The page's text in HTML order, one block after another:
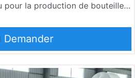
pour la production de bouteilles
dans la fabrication d’eau
de bouteilles d’eau minérale.
Demander